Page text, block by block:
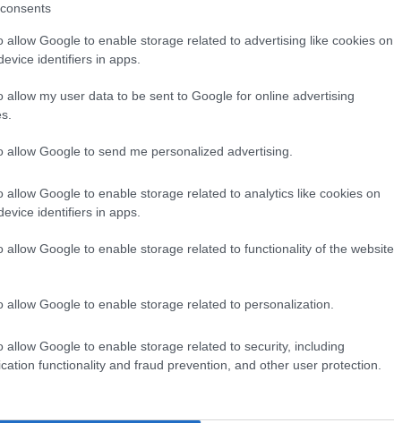
allow Google to enable storage related to advertising like cookies on
identifiers in apps.
allow my user data to be sent to Google for online advertising
allow Google to send me personalized advertising.
allow Google to enable storage related to analytics like cookies on
identifiers in apps.
allow Google to enable storage related to functionality of the website
allow Google to enable storage related to personalization.
allow Google to enable storage related to security, including
functionality and fraud prevention, and other user protection.
és az élményiparban már nem elég a régi,
szolgáltatásokra. Az emberek, ha már
be a középszerűvel. A klasszikus, egygenerációs
lejárt, az experience economy jövője a teljes
Zara.
GASZTROÉLET
tárolóként jutottak szerephez, ma azonban egyre
költöznek a föld alá. A vendégek ugyanis már
hangulatukkal és programjaikkal teljes estét
mellé bár, nápolyi pizza, desszertek és
kialakítással a korábban problémásnak tartott
válhatnak.